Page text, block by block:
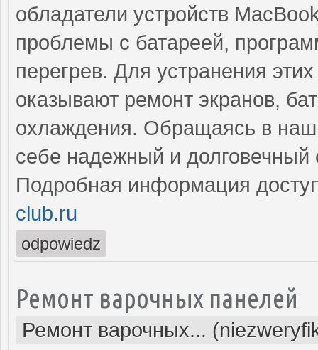
обладатели устройств
проблемы с батареей,
перегрев. Для устранения
оказывают ремонт экранов,
охлаждения. Обращаясь в наш
себе надежный и долговечный
Подробная информация
club.ru
odpowiedz
Ремонт варочных панелей
Ремонт варочных...